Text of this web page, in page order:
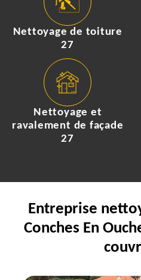
Nettoyage de toiture
27
Nettoyage et
ravalement de façade
27
Entreprise
Conches En